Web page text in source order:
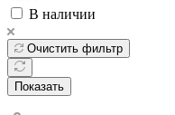
В наличии
Очистить фильтр
Показать